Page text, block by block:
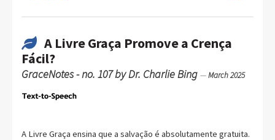
A Livre Graça Promove a Crença
Fácil?
GraceNotes - no. 107 by Dr. Charlie Bing —March 2025
A Livre Graça ensina que a salvação é absolutamente gratuita.